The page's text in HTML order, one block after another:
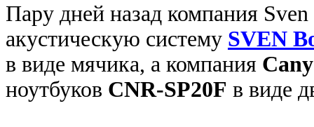
Пару дней назад компания
акустическую систему SVEN
в виде мячика, а компания
ноутбуков CNR-SP20F в виде